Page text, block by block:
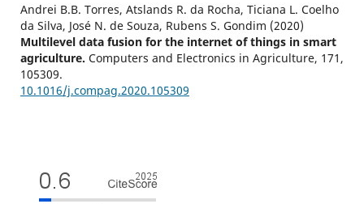
Andrei B.B. Torres, Atslands R. da Rocha, Ticiana L. Coelho
da Silva, José N. de Souza, Rubens S. Gondim (2020)
Multilevel data fusion for the internet of things in smart
agriculture. Computers and Electronics in Agriculture, 171 ,
105309.
10.1016/j.compag.2020.105309